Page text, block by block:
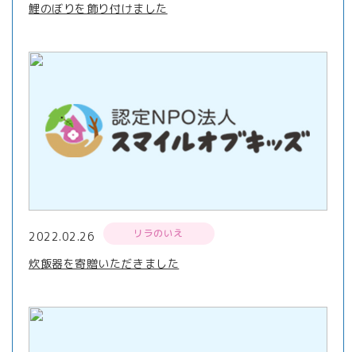
鯉のぼりを飾り付けました
2022.02.26 リラのいえ
炊飯器を寄贈いただきました